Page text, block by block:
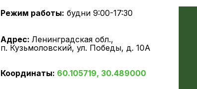
Режим работы: будни 9:00-17:30
Адрес: Ленинградская обл.,
п. Кузьмоловский, ул. Победы, д. 10А
Координаты: 60.105719, 30.489000